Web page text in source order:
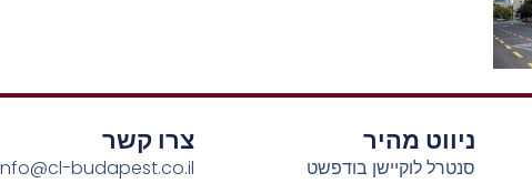
ניווט מהיר
סנטרל לוקיישן בודפשט
צרו קשר
budapest.co.il